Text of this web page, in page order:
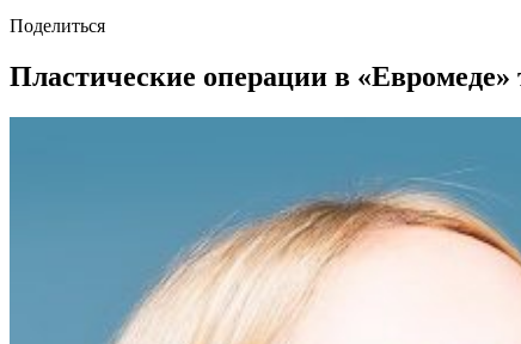
Поделиться
Пластические операции в